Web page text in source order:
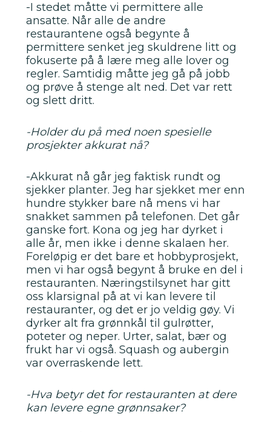
-I stedet måtte vi permittere alle
ansatte. Når alle de andre
restaurantene også begynte å
permittere senket jeg skuldrene litt og
fokuserte på å lære meg alle lover og
regler. Samtidig måtte jeg gå på jobb
og prøve å stenge alt ned. Det var rett
og slett dritt.
-Holder du på med noen spesielle
prosjekter akkurat nå?
-Akkurat nå går jeg faktisk rundt og
sjekker planter. Jeg har sjekket mer enn
hundre stykker bare nå mens vi har
snakket sammen på telefonen. Det går
ganske fort. Kona og jeg har dyrket i
alle år, men ikke i denne skalaen her.
Foreløpig er det bare et hobbyprosjekt,
men vi har også begynt å bruke en del i
restauranten. Næringstilsynet har gitt
oss klarsignal på at vi kan levere til
restauranter, og det er jo veldig gøy. Vi
dyrker alt fra grønnkål til gulrøtter,
poteter og neper. Urter, salat, bær og
frukt har vi også. Squash og aubergin
var overraskende lett.
-Hva betyr det for restauranten at dere
kan levere egne grønnsaker?